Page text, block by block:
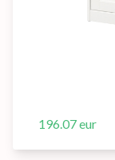
196.07 eur